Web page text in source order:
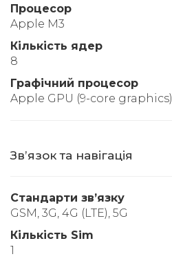
Процесор
Apple M3
Кількість ядер
8
Графічний процесор
Apple GPU (9-core graphics)
Звʼязок та навігація
Стандарти звʼязку
GSM, 3G, 4G (LTE), 5G
Кількість Sim
1